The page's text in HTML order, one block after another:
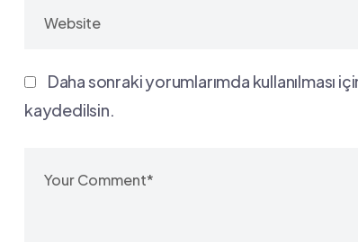
Daha sonraki yorumlarımda kullanılması
kaydedilsin.